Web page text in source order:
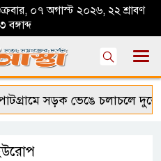
০৭ অগাস্ট ২০২৬, ২২ শ্রাবণ
সড়ক ভেঙে চলাচলে দুর্ভোগ